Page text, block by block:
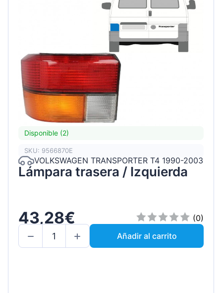
Disponible (2)
SKU: 9566870E
VOLKSWAGEN TRANSPORTER T4 1990-2003
Lámpara trasera / Izquierda
43,28€
(0)
Añadir al carrito